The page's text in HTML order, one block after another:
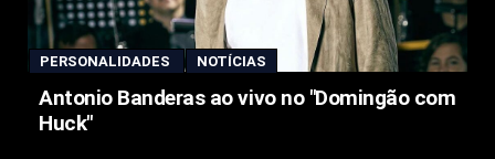
PERSONALIDADES NOTÍCIAS
Antonio Banderas ao vivo no "Domingão com
Huck"